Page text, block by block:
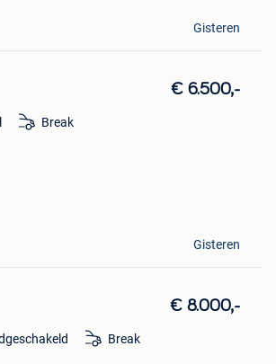
Gisteren
€ 6.500,-
Break
Gisteren
€ 8.000,-
Break